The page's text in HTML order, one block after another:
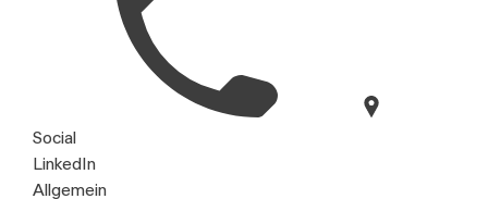
Social
LinkedIn
Allgemein